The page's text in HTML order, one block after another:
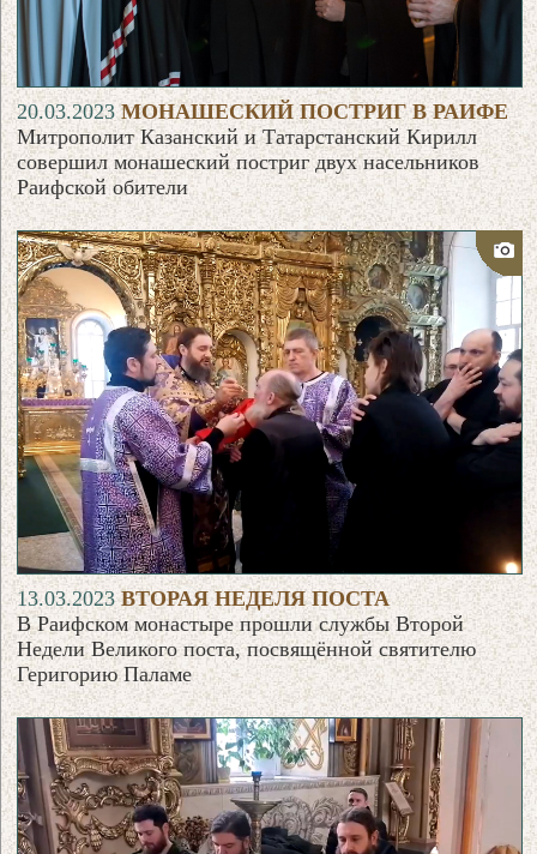
20.03.2023МОНАШЕСКИЙ ПОСТРИГ В РАИФЕ
Митрополит Казанский и Татарстанский Кирилл
совершил монашеский постриг двух насельников
Раифской обители
13.03.2023ВТОРАЯ НЕДЕЛЯ ПОСТА
В Раифском монастыре прошли службы Второй
Недели Великого поста, посвящённой святителю
Геригорию Паламе